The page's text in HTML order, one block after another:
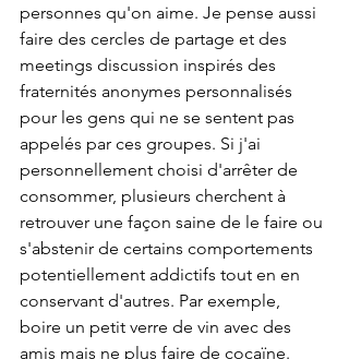
personnes qu'on aime. Je pense aussi
faire des cercles de partage et des
meetings discussion inspirés des
fraternités anonymes personnalisés
pour les gens qui ne se sentent pas
appelés par ces groupes. Si j'ai
personnellement choisi d'arrêter de
consommer, plusieurs cherchent à
retrouver une façon saine de le faire ou
s'abstenir de certains comportements
potentiellement addictifs tout en en
conservant d'autres. Par exemple,
boire un petit verre de vin avec des
amis mais ne plus faire de cocaïne.